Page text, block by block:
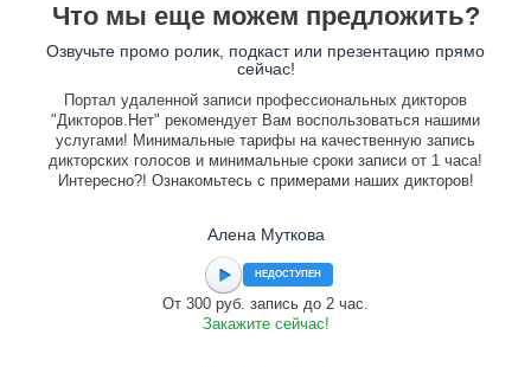
Что мы еще можем предложить?
Озвучьте промо ролик, подкаст или презентацию прямо
сейчас!
Портал удаленной записи профессиональных дикторов
"Дикторов.Нет" рекомендует Вам воспользоваться нашими
услугами! Минимальные тарифы на качественную запись
дикторских голосов и минимальные сроки записи от 1 часа!
Интересно?! Ознакомьтесь с примерами наших дикторов!
Алена Муткова
НЕДОСТУПЕН
От 300 руб. запись до 2 час.
Закажите сейчас!